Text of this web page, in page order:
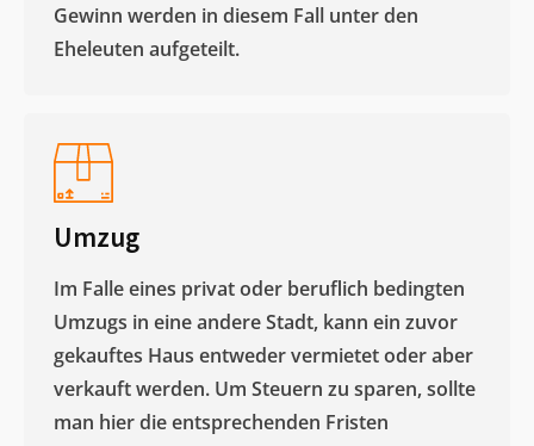
Gewinn werden in diesem Fall unter den
Eheleuten aufgeteilt.​
Umzug
Im Falle eines privat oder beruflich bedingten
Umzugs in eine andere Stadt, kann ein zuvor
gekauftes Haus entweder vermietet oder aber
verkauft werden. Um Steuern zu sparen, sollte
man hier die entsprechenden Fristen